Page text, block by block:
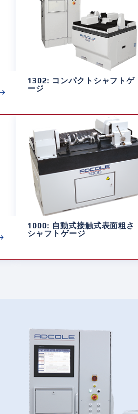
1302: コンパクトシャフトゲ
ージ
1000: 自動式接触式表面粗さ
シャフトゲージ